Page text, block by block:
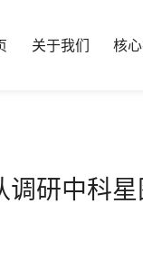
关于我们 核
研中科